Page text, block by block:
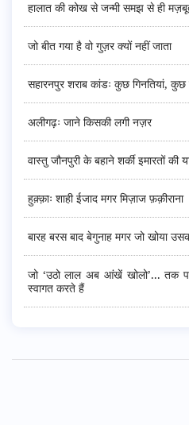
हालात की कोख से जन्मी समझ से ही
जो बीत गया है वो गुज़र क्यों नहीं जाता
सहारनपुर शराब कांडः कुछ गिनतियां,
अलीगढ़ः जाने किसकी लगी नज़र
वास्तु जौनपुरी के बहाने शर्की इमारतों की
हुक़्क़ाः शाही ईजाद मगर मिज़ाज फ़क़ीराना
बारह बरस बाद बेगुनाह मगर जो खोया
जो ‘उठो लाल अब आंखें खोलो’... तक
स्वागत करते हैं